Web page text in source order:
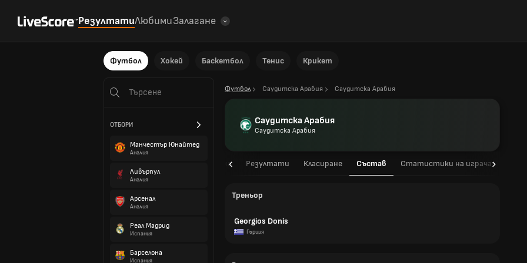
РезултатиЛюбимиЗалагане
Футбол Хокей Баскетбол Тенис Крикет
ОТБОРИ
Манчестър Юнайтед
Англия
Ливърпул
Англия
Арсенал
Англия
Реал Мадрид
Испания
Барселона
Испания
Футбол Саудитска Арабия Саудитска Арабия
Саудитска Арабия
Саудитска Арабия
Програма Резултати Класиране Състав Статистики на играча
Треньор
Georgios Donis
Гърция